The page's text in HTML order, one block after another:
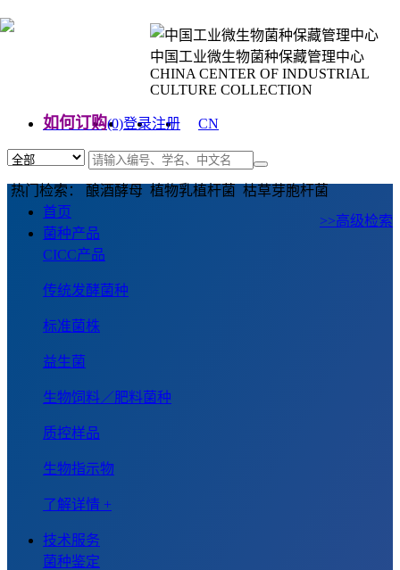
中国工业微生物菌种保藏管理中心
CHINA CENTER OF INDUSTRIAL
CULTURE COLLECTION
如何订购(0)登录注册
CN
热门检索： 酿酒酵母 植物乳植杆菌 枯草芽胞杆菌
>>高级检索
首页
菌种产品
CICC产品
传统发酵菌种
标准菌株
益生菌
生物饲料／肥料菌种
质控样品
生物指示物
了解详情 +
技术服务
菌种鉴定